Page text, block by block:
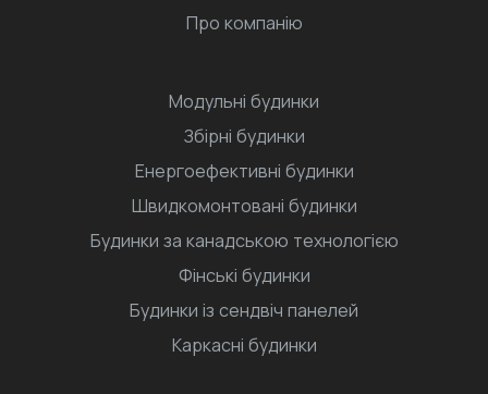
Про компанію
Модульні будинки
Збірні будинки
Енергоефективні будинки
Швидкомонтовані будинки
Будинки за канадською технологією
Фінські будинки
Будинки із сендвіч панелей
Каркасні будинки